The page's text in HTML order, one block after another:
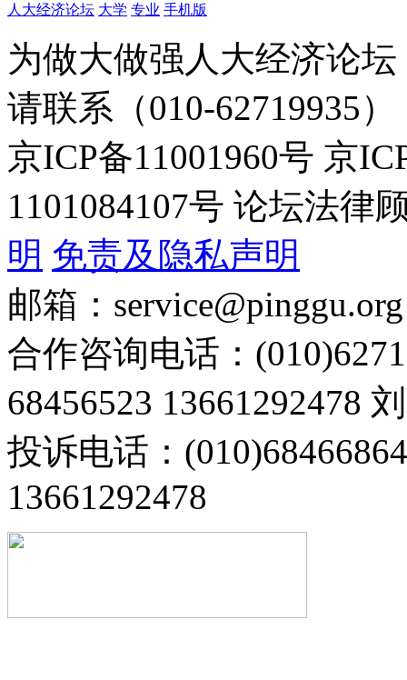
人大经济论坛 大学 专业 手机版
为做大做强人大经济论
请联系（010-62719935）
京ICP备11001960号 京
1101084107号 论坛法律
明 免责及隐私声明
邮箱：service@pinggu.org
合作咨询电话：
68456523 13661292478
投诉电话：
13661292478